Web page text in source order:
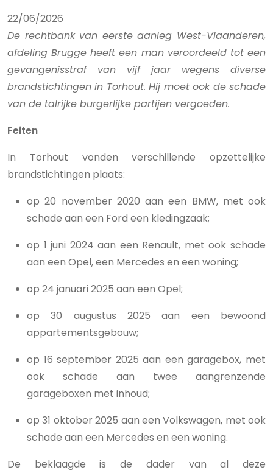
22/06/2026
De rechtbank van eerste aanleg West-Vlaanderen,
afdeling Brugge heeft een man veroordeeld tot een
gevangenisstraf van vijf jaar wegens diverse
brandstichtingen in Torhout. Hij moet ook de schade
van de talrijke burgerlijke partijen vergoeden.
Feiten
In Torhout vonden verschillende opzettelijke
brandstichtingen plaats:
op 20 november 2020 aan een BMW, met ook
schade aan een Ford een kledingzaak;
op 1 juni 2024 aan een Renault, met ook schade
aan een Opel, een Mercedes en een woning;
op 24 januari 2025 aan een Opel;
op 30 augustus 2025 aan een bewoond
appartementsgebouw;
op 16 september 2025 aan een garagebox, met
ook schade aan twee aangrenzende
garageboxen met inhoud;
op 31 oktober 2025 aan een Volkswagen, met ook
schade aan een Mercedes en een woning.
De beklaagde is de dader van al deze